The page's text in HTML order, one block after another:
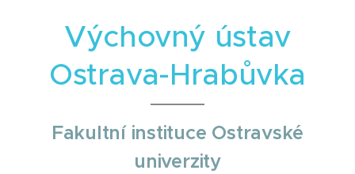
Výchovný ústav
Ostrava-Hrabůvka
Fakultní instituce Ostravské
univerzity